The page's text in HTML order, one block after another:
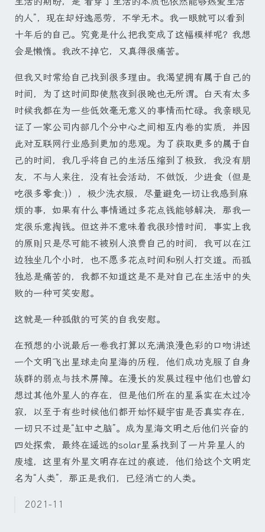
的人”，现在却好逸恶劳，不学无术。我一眼就可以看到
十年后的自己。究竟是什么把我变成了这幅模样呢？我想
会是懒惰。我改不掉它，又真得很痛苦。
但我又时常给自己找到很多理由。我渴望拥有属于自己的
时间，为了这时间即使熬夜到很晚也无所谓。白天有太多
时候我都在为一些低效毫无意义的事情而忙碌。我亲眼见
证了一家公司内部几个分中心之间相互内卷的实质，并因
此对互联网行业感到更加的悲观。为了获取更多的属于自
己的时间，我几乎将自己的生活压缩到了极致，我没有朋
友，不与人来往，没有社会活动，不做饭，少进食（但是
吃很多零食:)），极少洗衣服，尽量避免一切让我感到麻
烦的事，如果有什么事情通过多花点钱能够解决，那我一
定很乐意掏钱。但这并不意味着我很珍惜时间，事实上我
的原则只是尽可能不被别人浪费自己的时间，我可以在江
边独坐几个小时，也不愿多花点时间和别人打交道。而孤
独总是痛苦的，我都不知道这是不是对自己在生活中的失
败的一种可笑安慰。
这就是一种孤傲的可笑的自我安慰。
在预想的小说最后一卷我打算以充满浪漫色彩的口吻讲述
一个文明飞出星球走向星海的历程，他们成功克服了自身
族群的弱点与技术屏障。在漫长的发展过程中他们也曾幻
想过其他外星人的存在，但是他们所在的星系实在太过冷
寂，以至于有些时候他们都开始怀疑宇宙是否真实存在，
一切只不过是“缸中之脑”。成为星海文明之后他们兴奋的
四处探索，最终在遥远的solar星系找到了一片异星人的
废墟，这里有外星文明存在过的痕迹，他们给这个文明定
名为“人类”，那正是我们，已经消亡的人类。
2021-11